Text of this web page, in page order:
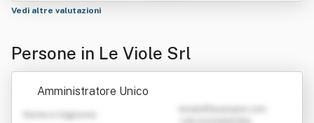
Vedi altre valutazioni
Persone in Le Viole Srl
Amministratore Unico
Nome e Cognome